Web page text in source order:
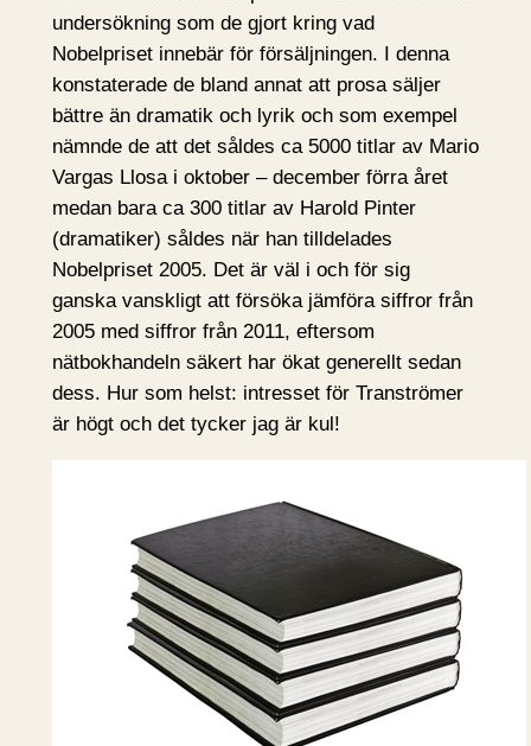
undersökning som de gjort kring vad
Nobelpriset innebär för försäljningen. I denna
konstaterade de bland annat att prosa säljer
bättre än dramatik och lyrik och som exempel
nämnde de att det såldes ca 5000 titlar av Mario
Vargas Llosa i oktober – december förra året
medan bara ca 300 titlar av Harold Pinter
(dramatiker) såldes när han tilldelades
Nobelpriset 2005. Det är väl i och för sig
ganska vanskligt att försöka jämföra siffror från
2005 med siffror från 2011, eftersom
nätbokhandeln säkert har ökat generellt sedan
dess. Hur som helst: intresset för Tranströmer
är högt och det tycker jag är kul!